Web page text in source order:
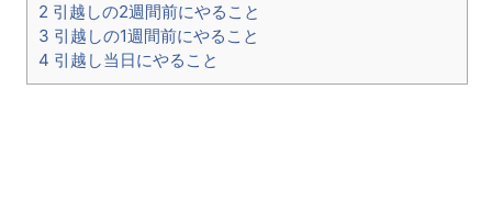
2 引越しの2週間前にやること
3 引越しの1週間前にやること
4 引越し当日にやること